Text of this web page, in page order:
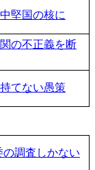
堅国の核に
の不正義を断
てない愚策
調査しかない